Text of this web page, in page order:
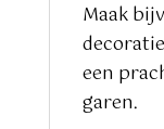
Maak
een
garen.